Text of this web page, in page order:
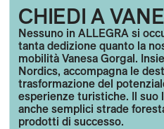
CHIEDI A
Nessuno in ALLEGRA si
tanta dedizione quanto la
mobilità Vanesa Gorgal.
Nordics, accompagna le
trasformazione del
esperienze turistiche. Il suo
anche semplici strade
prodotti di successo.